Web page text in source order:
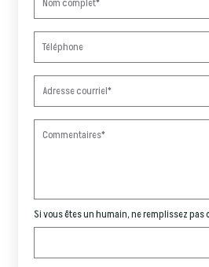
Si vous êtes un humain, ne remplissez pas